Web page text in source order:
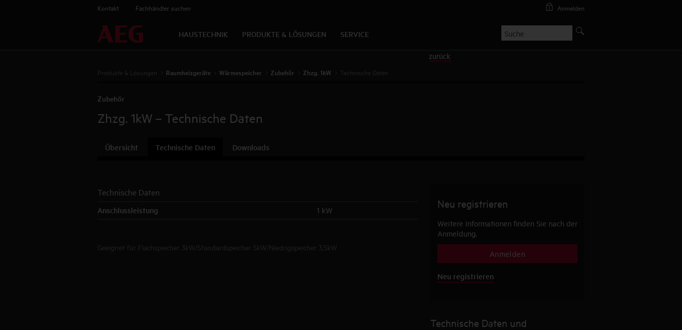
Anmelden
Kontakt Fachhändler suchen
HAUSTECHNIK PRODUKTE & LÖSUNGEN SERVICE
Produkte & Lösungen Raumheizgeräte Wärmespeicher Zubehör Zhzg. 1kW Technische Daten
zurück
Zubehör
Zhzg. 1kW – Technische Daten
Übersicht Technische Daten Downloads
Technische Daten
Anschlussleistung 1 kW
Geeignet für Flachspeicher 3kW/Standardspeicher 5kW/Niedrigspeicher 3,5kW
Neu registrieren
Weitere Informationen finden Sie nach der
Anmeldung.
Anmelden
Neu registrieren
Technische Daten und